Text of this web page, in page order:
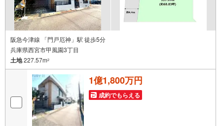
阪急今津線 「門戸厄神」駅 徒歩5分
兵庫県西宮市甲風園3丁目
土地227.57m2
1億1,800万円
成約でもらえる